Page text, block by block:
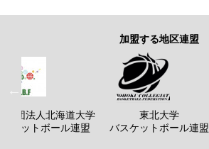
加盟する地区連盟
社団法人北海道大学
ケットボール連盟
東北大学
バスケットボール連盟